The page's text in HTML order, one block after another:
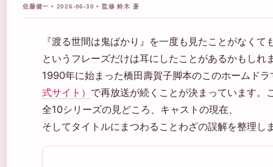
佐藤健一 • 2026-06-30 • 監修 鈴木 蒼
『渡る世間は鬼ばかり』を一度も見たことがなくて
というフレーズだけは耳にしたことがあるかもしれ
1990年に始まった橋田壽賀子脚本のこのホームド
式サイト） で再放送が続くことが決まっています。
全10シリーズの見どころ、キャストの現在、
そしてタイトルにまつわることわざの誤解を整理し